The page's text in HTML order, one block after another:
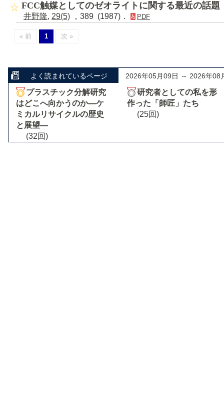
FCC触媒としてのゼオライトに関する最近の話題
井野隆, 29(5) ，389 (1987)． PDF
« 前 1 次 »
よく読まれているページ 2026年05月09日 ～ 2026年08
プラスチック分解研究
はどこへ向かうのか―ケ
ミカルリサイクルの歴史
と展望―
(32回)
研究者としての私を形
作った「師匠」たち
(25回)